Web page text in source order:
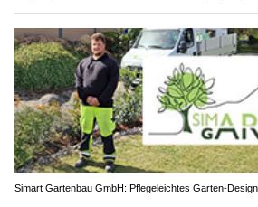
Simart Gartenbau GmbH: Pflegeleichtes Garten-